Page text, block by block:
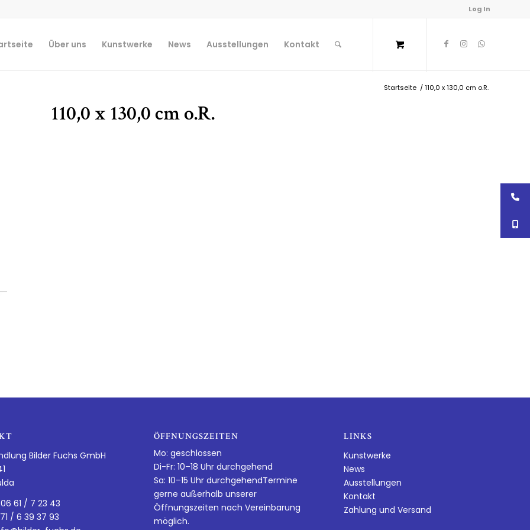
Log In
Über uns Kunstwerke News Ausstellungen Kontakt
Startseite /110,0 x 130,0 cm o.R.
110,0 x 130,0 cm o.R.
Bilder Fuchs GmbH
61 / 7 23 43
/ 6 39 37 93
ÖFFNUNGSZEITEN
Mo: geschlossen
Di-Fr: 10–18 Uhr durchgehend
Sa: 10–15 Uhr durchgehendTermine
gerne außerhalb unserer
Öffnungszeiten nach Vereinbarung
möglich.
LINKS
Kunstwerke
News
Ausstellungen
Kontakt
Zahlung und Versand